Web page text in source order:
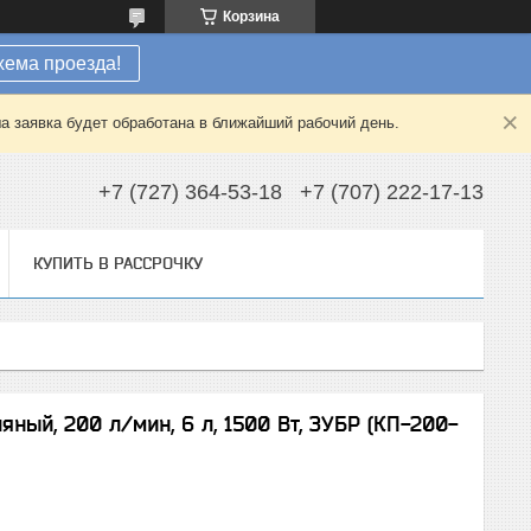
Корзина
проезда!
будет обработана в ближайший рабочий день.
+7 (727) 364-53-18 +7 (707) 222-17-13
КУПИТЬ В РАССРОЧКУ
200 л/мин, 6 л, 1500 Вт, ЗУБР (КП-200-